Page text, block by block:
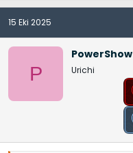
15 Eki 2025
P
PowerShow
Urichi